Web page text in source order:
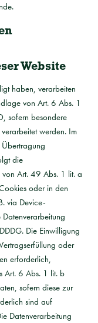
Website
haben, verarbeiten
von Art. 6 Abs. 1
sofern besondere
werden. Im
die
Art. 49 Abs. 1 lit. a
oder in den
via Device-
Die Einwilligung
oder
erforderlich,
Art. 6 Abs. 1 lit. b
sofern diese zur
sind auf
Datenverarbeitung